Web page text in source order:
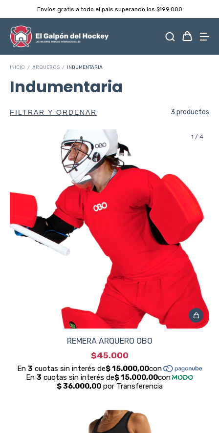
gratis a todo el pais superando los $199.000
INICIO / ARQUEROS / INDUMENTARIA
Indumentaria
FILTRAR Y ORDENAR 3 productos
1 / 4
REMERA ARQUERO OBO
$45.000